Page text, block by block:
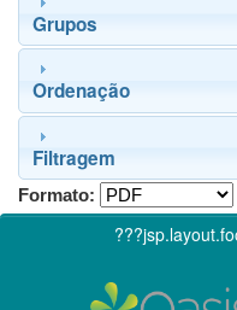
Grupos
Ordenação
Filtragem
Formato: